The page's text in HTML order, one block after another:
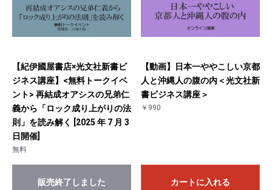
【紀伊國屋書店×光文社新書ビ
ジネス講座】<無料トークイベ
ント> 再結成オアシスの兄弟仁
義から「ロック成り上がりの法
則」を読み解く [2025 年 7 月 3
日開催]
無料
販売終了しました
【動画】日本一ややこしい京都
人と沖縄人の腹の内＜光文社新
書ビジネス講座＞
￥990
カートに入れる